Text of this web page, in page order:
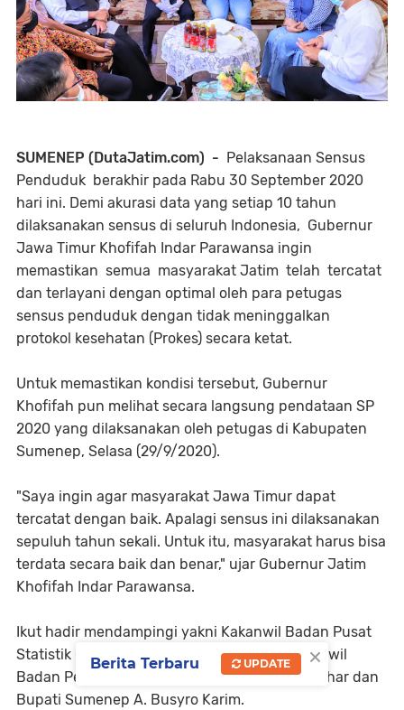
SUMENEP (DutaJatim.com) - Pelaksanaan Sensus
Penduduk berakhir pada Rabu 30 September 2020
hari ini. Demi akurasi data yang setiap 10 tahun
dilaksanakan sensus di seluruh Indonesia, Gubernur
Jawa Timur Khofifah Indar Parawansa ingin
memastikan semua masyarakat Jatim telah tercatat
dan terlayani dengan optimal oleh para petugas
sensus penduduk dengan tidak meninggalkan
protokol kesehatan (Prokes) secara ketat.
Untuk memastikan kondisi tersebut, Gubernur
Khofifah pun melihat secara langsung pendataan SP
2020 yang dilaksanakan oleh petugas di Kabupaten
Sumenep, Selasa (29/9/2020).
"Saya ingin agar masyarakat Jawa Timur dapat
tercatat dengan baik. Apalagi sensus ini dilaksanakan
sepuluh tahun sekali. Untuk itu, masyarakat harus bisa
terdata secara baik dan benar," ujar Gubernur Jatim
Khofifah Indar Parawansa.
Ikut hadir mendampingi yakni Kakanwil Badan Pusat
Statistik (BPS) Jatim Dadang Hardiwan, Kakanwil
Badan Pertanahan Nasional (BPN) Jatim Jonahar dan
Bupati Sumenep A. Busyro Karim.
×
Berita Terbaru UPDATE